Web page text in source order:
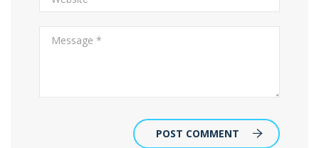
POST COMMENT